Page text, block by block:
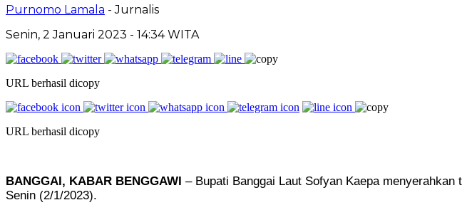
Purnomo Lamala - Jurnalis
Senin, 2 Januari 2023 - 14:34 WITA
URL berhasil dicopy
URL berhasil dicopy
BANGGAI, KABAR BENGGAWI – Bupati Banggai Laut Sofyan Kaepa
Senin (2/1/2023).